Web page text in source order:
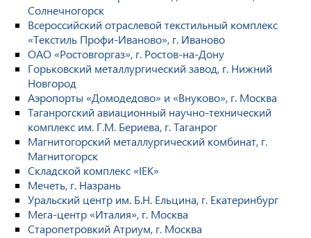
Солнечногорск
Всероссийский отраслевой текстильный комплекс
«Текстиль Профи-Иваново», г. Иваново
ОАО «Ростовгоргаз», г. Ростов-на-Дону
Горьковский металлургический завод, г. Нижний
Новгород
Аэропорты «Домодедово» и «Внуково», г. Москва
Таганрогский авиационный научно-технический
комплекс им. Г.М. Бериева, г. Таганрог
Магнитогорский металлургический комбинат, г.
Магнитогорск
Складской комплекс «IEK»
Мечеть, г. Назрань
Уральский центр им. Б.Н. Ельцина, г. Екатеринбург
Мега-центр «Италия», г. Москва
Старопетровкий Атриум, г. Москва